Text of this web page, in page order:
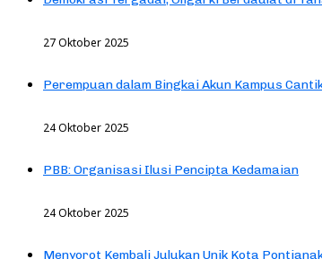
27 Oktober 2025
Perempuan dalam Bingkai Akun Kampus
24 Oktober 2025
PBB: Organisasi Ilusi Pencipta Kedamaian
24 Oktober 2025
Menyorot Kembali Julukan Unik Kota